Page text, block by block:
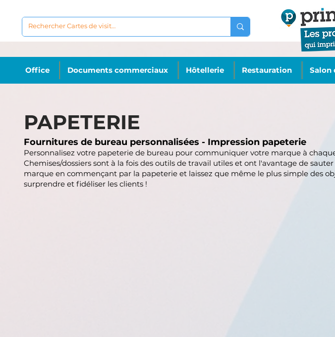
Office Documents commerciaux Hôtellerie Restauration Salon
PAPETERIE
Fournitures de bureau personnalisées - Impression papeterie
Personnalisez votre papeterie de bureau pour communiquer votre marque à
Chemises/dossiers sont à la fois des outils de travail utiles et ont l'avantage de
marque en commençant par la papeterie et laissez que même le plus simple des
surprendre et fidéliser les clients !